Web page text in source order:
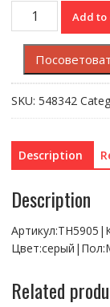
Футболка
Lacoste
quantity
Add to
SKU: 548342
Description
Description
Related